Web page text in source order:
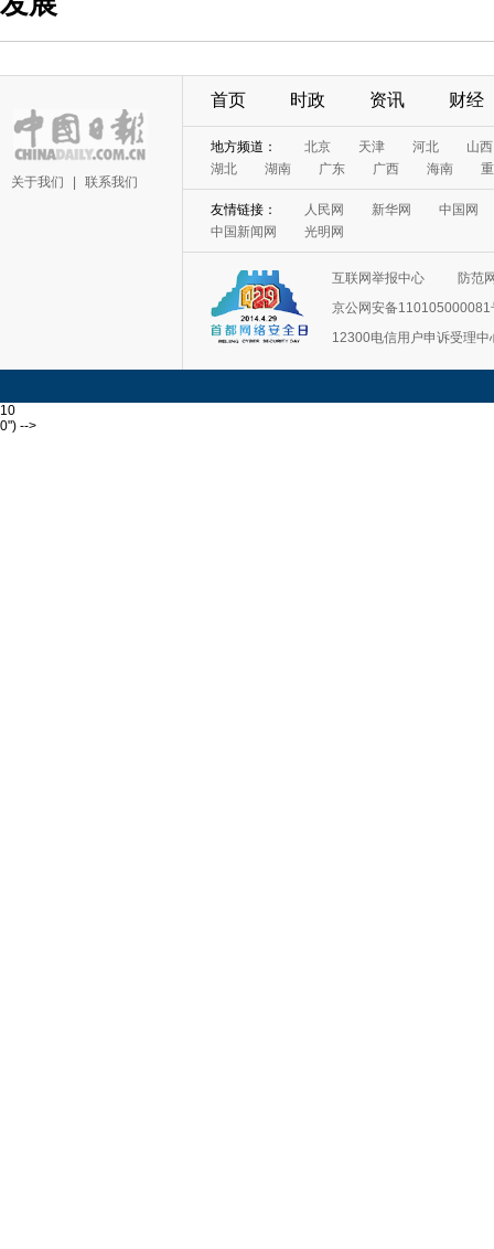
关于我们 联系我们
首页 时政 资讯 财经
地方频道： 北京 天津 河北
山西
湖北
湖南 广东 广西 海南
友情链接： 人民网 新华网
中国网
中国新闻网
光明网
互联网举报中心
防范
京公网安备110105000081
12300电信用户申诉受理中
10
0") -->